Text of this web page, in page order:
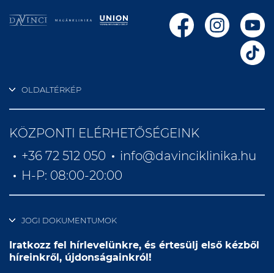
OLDALTÉRKÉP
KÖZPONTI ELÉRHETŐSÉGEINK
+36 72 512 050
info@davinciklinika.hu
H-P: 08:00-20:00
JOGI DOKUMENTUMOK
Iratkozz fel hírlevelünkre, és értesülj első kézből
híreinkről, újdonságainkról!